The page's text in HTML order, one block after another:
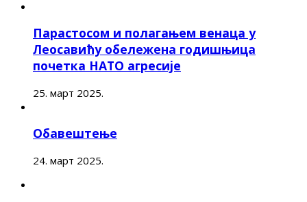
Парастосом и полагањем венаца у
Леосавићу обележена годишњица
почетка НАТО агресије
25. март 2025.
Обавештење
24. март 2025.